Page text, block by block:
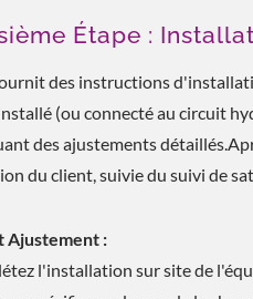
Étape :
des instructions
(ou connecté au circuit
des ajustements
du client, suivie du suivi de
Ajustement :
l'installation sur site de